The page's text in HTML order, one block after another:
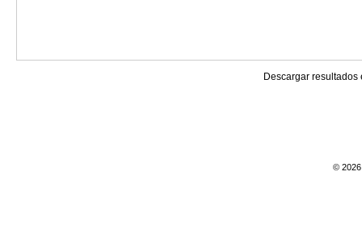
Descargar resultados
© 2026